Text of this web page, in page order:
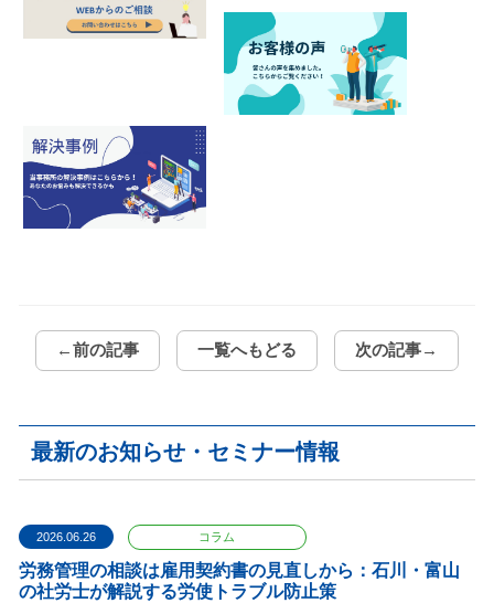
←前の記事 一覧へもどる 次の記事→
最新のお知らせ・セミナー情報
2026.06.26 コラム
労務管理の相談は雇用契約書の見直しから：石川・富山
の社労士が解説する労使トラブル防止策